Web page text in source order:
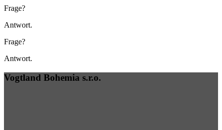
Frage?
Antwort.
Frage?
Antwort.
Vogtland Bohemia s.r.o.